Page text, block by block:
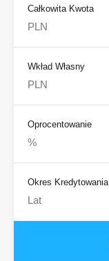
Całkowita Kwota
Wkład Własny
Oprocentowanie
Okres Kredytowania